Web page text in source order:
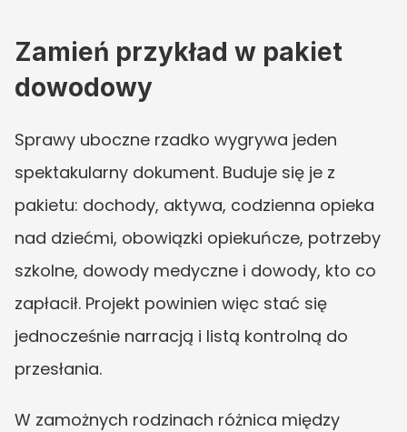
Zamień przykład w pakiet
dowodowy
Sprawy uboczne rzadko wygrywa jeden
spektakularny dokument. Buduje się je z
pakietu: dochody, aktywa, codzienna opieka
nad dziećmi, obowiązki opiekuńcze, potrzeby
szkolne, dowody medyczne i dowody, kto co
zapłacił. Projekt powinien więc stać się
jednocześnie narracją i listą kontrolną do
przesłania.
W zamożnych rodzinach różnica między